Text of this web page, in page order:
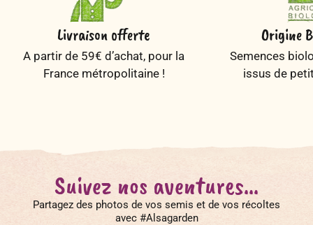
Livraison offerte
A partir de 59€ d’achat, pour la
France métropolitaine !
Origine
Semences
issus de
Suivez nos aventures...
Partagez des photos de vos semis et de vos récoltes
avec #Alsagarden